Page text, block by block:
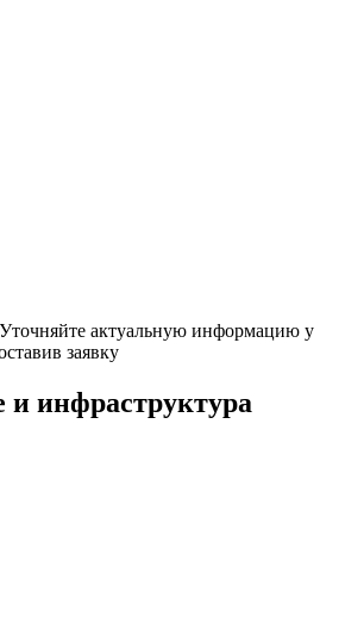
актуальную информацию у
заявку
и инфраструктура